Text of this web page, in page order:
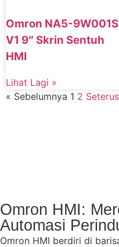
Omron NA5-
V1 9″ Skrin Sentuh
HMI
Lihat Lagi »
« Sebelumnya 1 2
Omron HMI:
Automasi
Omron HMI berdiri di